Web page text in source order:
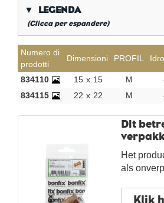
▼ LEGENDA
(Clicca per espandere)
*
Filettatura a gas conica
**
P*
TH / H / U / F / CH - Profil
De Koninklijke Vereniging van
Stagno
cromo lucido
Per sacchetto
Numero di
prodotti
Dimensioni PROFIL
834110 15 x 15 M
834115
22 x 22 M
Dit
Het
als
Klik